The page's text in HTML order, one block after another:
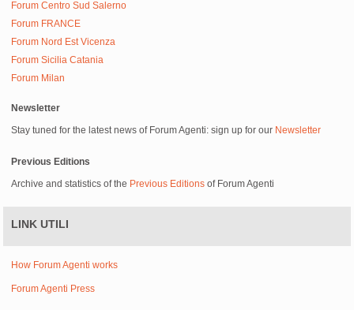
Forum Centro Sud Salerno
Forum FRANCE
Forum Nord Est Vicenza
Forum Sicilia Catania
Forum Milan
Newsletter
Stay tuned for the latest news of Forum Agenti: sign up for our Newsletter
Previous Editions
Archive and statistics of the Previous Editions of Forum Agenti
LINK UTILI
How Forum Agenti works
Forum Agenti Press